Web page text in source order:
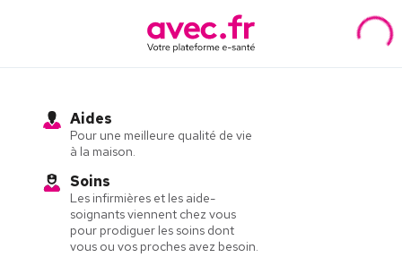
Aides
Pour une meilleure qualité de vie
à la maison.
Soins
Les infirmières et les aide-
soignants viennent chez vous
pour prodiguer les soins dont
vous ou vos proches avez besoin.